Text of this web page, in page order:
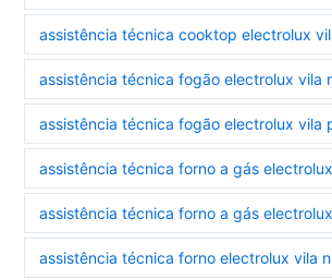
assistência técnica cooktop electrolux
assistência técnica fogão electrolux vila
assistência técnica fogão electrolux vila
assistência técnica forno a gás
assistência técnica forno a gás
assistência técnica forno electrolux vila